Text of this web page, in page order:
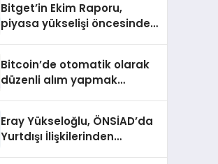
Bitget’in Ekim Raporu,
piyasa yükselişi öncesinde
Bitcoin’de otomatik olarak
düzenli alım yapmak
Eray Yükseloğlu, ÖNSİAD’da
Yurtdışı İlişkilerinden